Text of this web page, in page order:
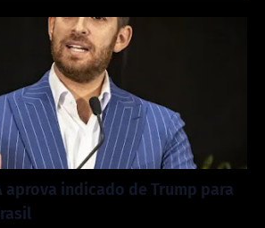
aprova indicado de Trump para